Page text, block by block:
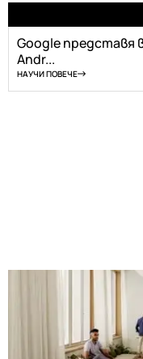
Google представя
Andr...
НАУЧИ ПОВЕЧЕ